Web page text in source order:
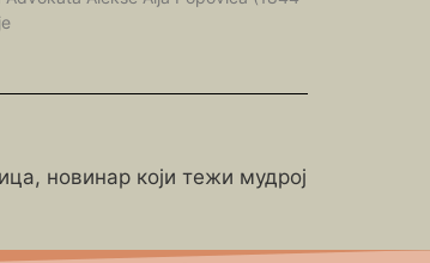
новинар који тежи мудрој